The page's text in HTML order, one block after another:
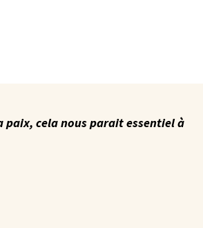
paix, cela nous parait essentiel à